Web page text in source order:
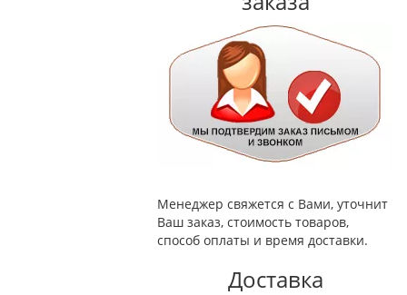
Менеджер свяжется с Вами, уточнит
Ваш заказ, стоимость товаров,
способ оплаты и время доставки.
Доставка